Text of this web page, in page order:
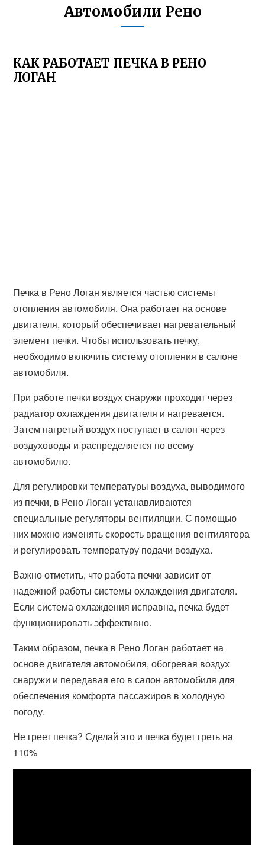
Автомобили Рено
КАК РАБОТАЕТ ПЕЧКА В РЕНО
ЛОГАН
Печка в Рено Логан является частью системы
отопления автомобиля. Она работает на основе
двигателя, который обеспечивает нагревательный
элемент печки. Чтобы использовать печку,
необходимо включить систему отопления в салоне
автомобиля.
При работе печки воздух снаружи проходит через
радиатор охлаждения двигателя и нагревается.
Затем нагретый воздух поступает в салон через
воздуховоды и распределяется по всему
автомобилю.
Для регулировки температуры воздуха, выводимого
из печки, в Рено Логан устанавливаются
специальные регуляторы вентиляции. С помощью
них можно изменять скорость вращения вентилятора
и регулировать температуру подачи воздуха.
Важно отметить, что работа печки зависит от
надежной работы системы охлаждения двигателя.
Если система охлаждения исправна, печка будет
функционировать эффективно.
Таким образом, печка в Рено Логан работает на
основе двигателя автомобиля, обогревая воздух
снаружи и передавая его в салон автомобиля для
обеспечения комфорта пассажиров в холодную
погоду.
Не греет печка? Сделай это и печка будет греть на
110%